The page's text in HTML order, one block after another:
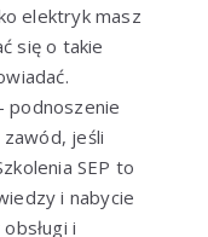
elektryk masz
się o takie
podnoszenie
jeśli
SEP to
i nabycie
i